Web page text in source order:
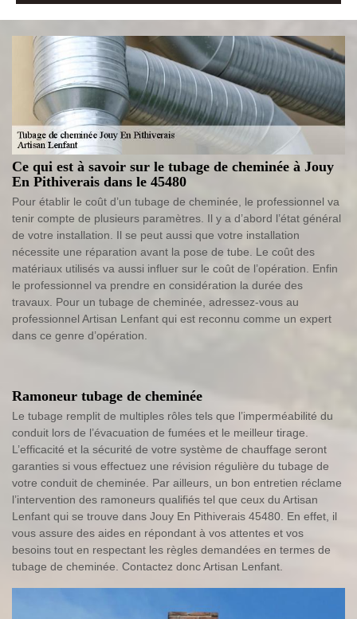
Ce qui est à savoir sur le tubage de cheminée à Jouy
En Pithiverais dans le 45480
Pour établir le coût d’un tubage de cheminée, le professionnel va
tenir compte de plusieurs paramètres. Il y a d’abord l’état général
de votre installation. Il se peut aussi que votre installation
nécessite une réparation avant la pose de tube. Le coût des
matériaux utilisés va aussi influer sur le coût de l’opération. Enfin
le professionnel va prendre en considération la durée des
travaux. Pour un tubage de cheminée, adressez-vous au
professionnel Artisan Lenfant qui est reconnu comme un expert
dans ce genre d’opération.
Ramoneur tubage de cheminée
Le tubage remplit de multiples rôles tels que l’imperméabilité du
conduit lors de l’évacuation de fumées et le meilleur tirage.
L’efficacité et la sécurité de votre système de chauffage seront
garanties si vous effectuez une révision régulière du tubage de
votre conduit de cheminée. Par ailleurs, un bon entretien réclame
l’intervention des ramoneurs qualifiés tel que ceux du Artisan
Lenfant qui se trouve dans Jouy En Pithiverais 45480. En effet, il
vous assure des aides en répondant à vos attentes et vos
besoins tout en respectant les règles demandées en termes de
tubage de cheminée. Contactez donc Artisan Lenfant.